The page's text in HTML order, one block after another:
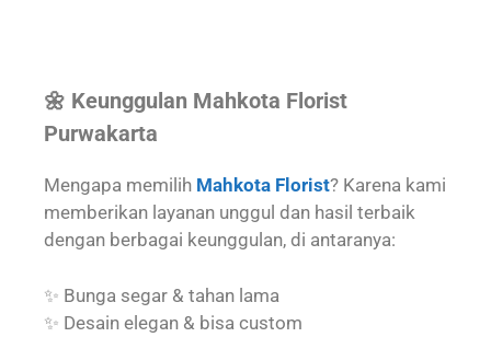
🌼 Keunggulan Mahkota Florist
Purwakarta
Mengapa memilih Mahkota Florist? Karena kami
memberikan layanan unggul dan hasil terbaik
dengan berbagai keunggulan, di antaranya:
✨ Bunga segar & tahan lama
✨ Desain elegan & bisa custom